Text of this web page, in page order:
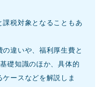
課税対象となることもあ
違いや、福利厚生費と
礎知識のほか、具体的
ースなどを解説しま